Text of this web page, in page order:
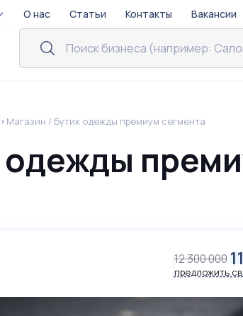
О нас Статьи Контакты Вакансии
Магазин / Бутик одежды премиум сегмента
одежды
12 300 000
предложить